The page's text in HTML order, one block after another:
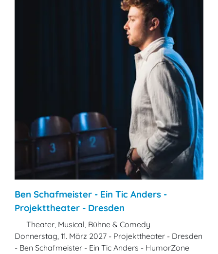
Ben Schafmeister - Ein Tic Anders -
Projekttheater - Dresden
Theater, Musical, Bühne & Comedy
Donnerstag, 11. März 2027 - Projekttheater - Dresden
- Ben Schafmeister - Ein Tic Anders - HumorZone